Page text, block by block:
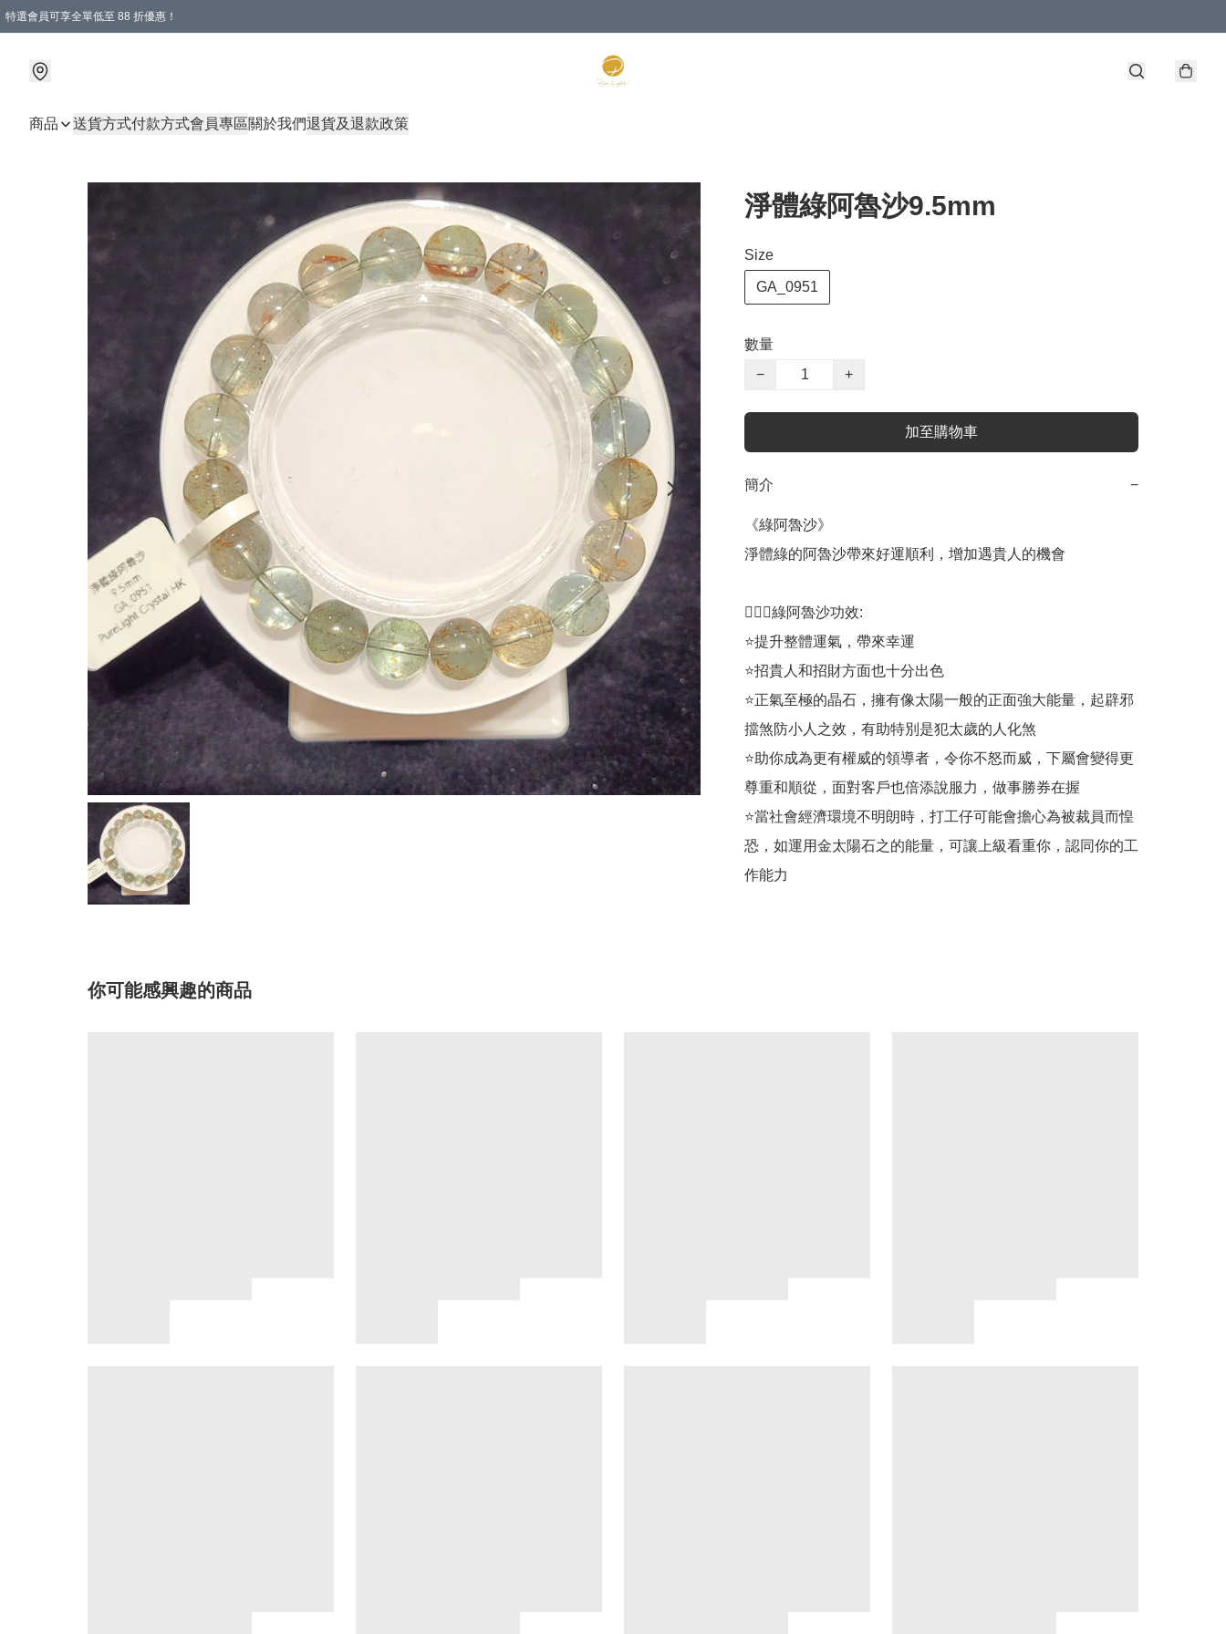
特選會員可享全單低至 88 折優惠！
商品 送貨方式付款方式會員專區關於我們退貨及退款政策
淨體綠阿魯沙9.5mm
Size
GA_0951
數量
−
+
加至購物車
簡介 −
《綠阿魯沙》
淨體綠的阿魯沙帶來好運順利，增加遇貴人的機會
💁🏼‍♀️綠阿魯沙功效:
⭐提升整體運氣，帶來幸運
⭐招貴人和招財方面也十分出色
⭐正氣至極的晶石，擁有像太陽一般的正面強大能量，起辟邪
擋煞防小人之效，有助特別是犯太歲的人化煞
⭐助你成為更有權威的領導者，令你不怒而威，下屬會變得更
尊重和順從，面對客戶也倍添說服力，做事勝券在握
⭐當社會經濟環境不明朗時，打工仔可能會擔心為被裁員而惶
恐，如運用金太陽石之的能量，可讓上級看重你，認同你的工
作能力
你可能感興趣的商品